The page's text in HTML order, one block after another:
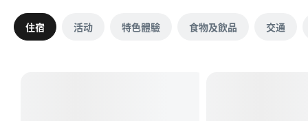
住宿 活动 特色體驗 食物及飲品 交通